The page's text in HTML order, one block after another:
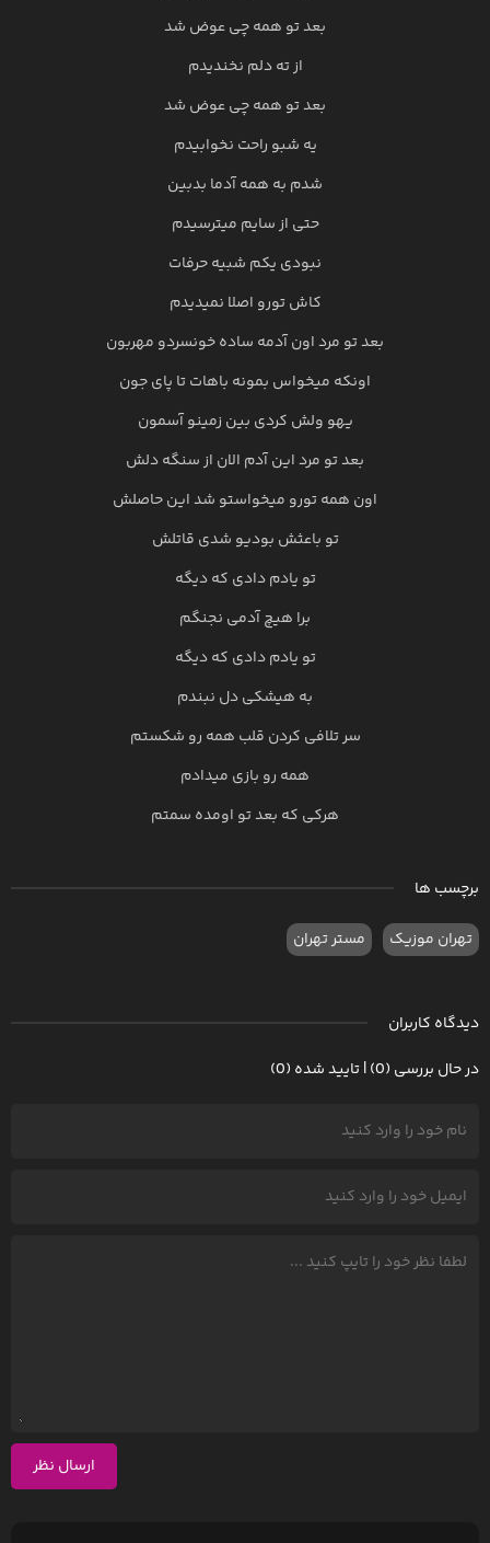
بعد تو همه چی عوض شد
از ته دلم نخندیدم
بعد تو همه چی عوض شد
یه شبو راحت نخوابیدم
شدم به همه آدما بدبین
حتی از سایم میترسیدم
نبودی یکم شبیه حرفات
کاش تورو اصلا نمیدیدم
بعد تو‌ مرد اون آدمه ساده خونسردو مهربون
اونکه میخواس بمونه باهات تا پای جون
یهو ولش کردی بین زمینو آسمون
بعد تو مرد این آدم الان از سنگه دلش
اون همه تورو میخواستو شد این حاصلش
تو باعثش بودیو شدی قاتلش
تو یادم دادی که دیگه
برا هیچ آدمی نجنگم
تو یادم دادی که دیگه
به هیشکی دل نبندم
سر تلافی کردن قلب همه رو شکستم
همه رو بازی میدادم
هرکی که بعد تو اومده سمتم
برچسب ها
تهران موزیک مستر تهران
دیدگاه کاربران
در حال بررسی (0) | تایید شده (0)
ارسال نظر